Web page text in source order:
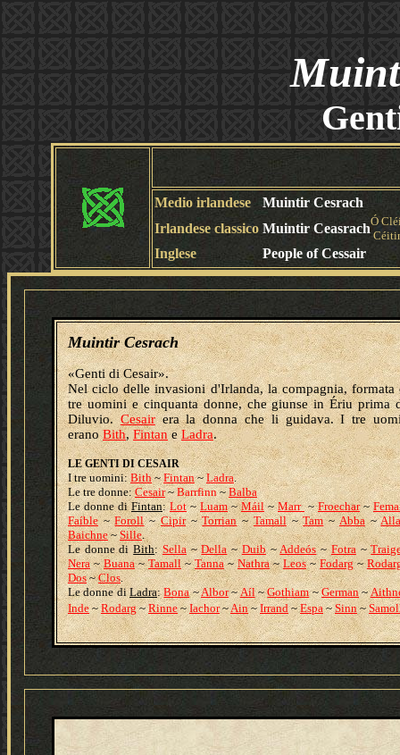
Medio irlandese
Muintir Cesrach
Irlandese classico Muintir CeasrachÓ
Inglese People of Cessair
Muintir Cesrach
«Genti di Cesair».
Nel ciclo delle invasioni d'Irlanda, la compagnia, formata
tre uomini e cinquanta donne, che giunse in Ériu prima
Diluvio.Cesairera la donna che li guidava. I tre
eranoBith,FintaneLadra.
LE GENTI DI CESAIR
I tre uomini:Bith~Fintan~Ladra.
Le tre donne:Cesair~Barrfinn~Balba
Le donne diFintan:Lot~Luam~Máil~Marr ~Froechar~
Faíble~Foroll~Cipir~Torrian~Tamall~Tam~Abba~
Baichne~Sille.
Le donne diBith:Sella~Della~Duib~Addeós~Fotra~
Nera~Buana~Tamall~Tanna~Nathra~Leos~Fodarg~
Dos~Clos.
Le donne diLadra:Bona~Albor~Aíl~Gothiam~German~
Inde~Rodarg~Rinne~Iachor~Ain~Irrand~Espa~Sinn~